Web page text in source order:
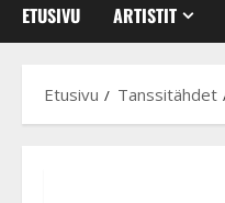
ETUSIVU ARTISTIT
Etusivu Tanssitähdet